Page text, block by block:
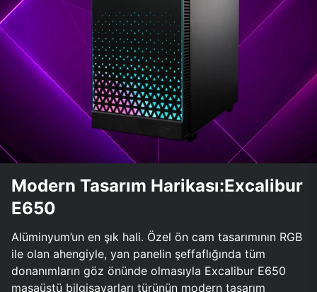
Modern Tasarım Harikası:Excalibur
E650
Alüminyum’un en şık hali. Özel ön cam tasarımının RGB
ile olan ahengiyle, yan panelin şeffaflığında tüm
donanımların göz önünde olmasıyla Excalibur E650
masaüstü bilgisayarları türünün modern tasarım